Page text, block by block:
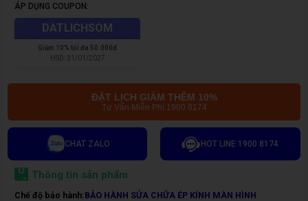
ÁP DỤNG COUPON:
DATLICHSOM
Giảm 10% tối đa 50.000đ
HSD:
31/01/2027
ĐẶT LỊCH GIẢM THÊM 10%
Tư Vấn Miễn Phí 1900 8174
CHAT ZALO HOT LINE 1900 8174
Thông tin sản phẩm
Chế độ bảo hành:BẢO HÀNH SỬA CHỮA ÉP KÍNH MÀN HÌNH